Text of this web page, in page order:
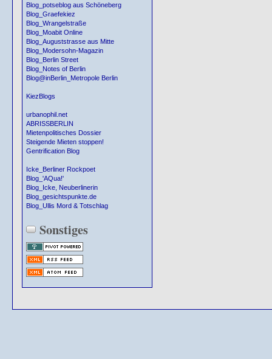
Blog_potseblog aus Schöneberg
Blog_Graefekiez
Blog_Wrangelstraße
Blog_Moabit Online
Blog_Auguststrasse aus Mitte
Blog_Modersohn-Magazin
Blog_Berlin Street
Blog_Notes of Berlin
Blog@inBerlin_Metropole Berlin
KiezBlogs
urbanophil.net
ABRISSBERLIN
Mietenpolitisches Dossier
Steigende Mieten stoppen!
Gentrification Blog
Icke_Berliner Rockpoet
Blog_'AQua!'
Blog_Icke, Neuberlinerin
Blog_gesichtspunkte.de
Blog_Ullis Mord & Totschlag
Sonstiges